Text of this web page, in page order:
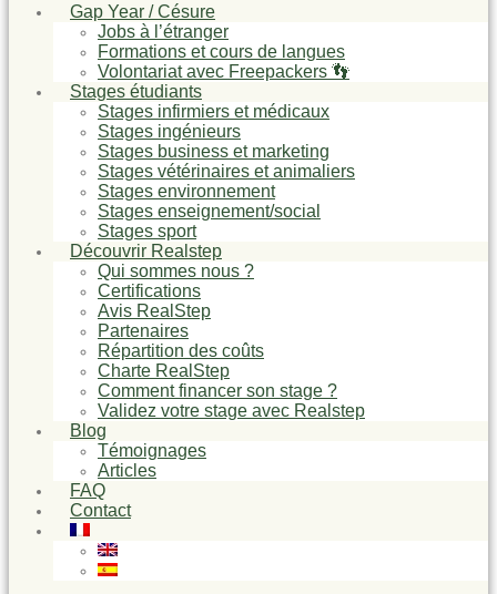
Gap Year / Césure
Jobs à l’étranger
Formations et cours de langues
Volontariat avec Freepackers 👣
Stages étudiants
Stages infirmiers et médicaux
Stages ingénieurs
Stages business et marketing
Stages vétérinaires et animaliers
Stages environnement
Stages enseignement/social
Stages sport
Découvrir Realstep
Qui sommes nous ?
Certifications
Avis RealStep
Partenaires
Répartition des coûts
Charte RealStep
Comment financer son stage ?
Validez votre stage avec Realstep
Blog
Témoignages
Articles
FAQ
Contact